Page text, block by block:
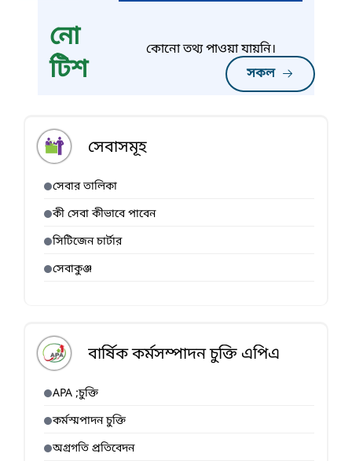
নো
টিশ
সকল
কোনো তথ্য পাওয়া যায়নি।
সেবাসমূহ
সেবার তালিকা
কী সেবা কীভাবে পাবেন
সিটিজেন চার্টার
সেবাকুঞ্জ
বার্ষিক কর্মসম্পাদন চুক্তি এপিএ
APA ;চুক্তি
কর্মস্মপাদন চুক্তি
অগ্রগতি প্রতিবেদন